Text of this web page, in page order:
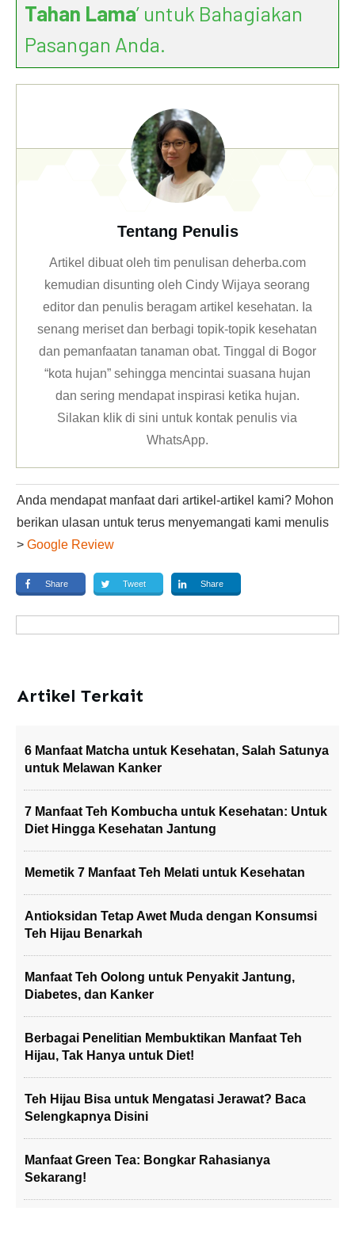
Tahan Lama’ untuk Bahagiakan
Pasangan Anda.
Tentang Penulis
Artikel dibuat oleh tim penulisan deherba.com
kemudian disunting oleh Cindy Wijaya seorang
editor dan penulis beragam artikel kesehatan. Ia
senang meriset dan berbagi topik-topik kesehatan
dan pemanfaatan tanaman obat. Tinggal di Bogor
“kota hujan” sehingga mencintai suasana hujan
dan sering mendapat inspirasi ketika hujan.
Silakan klikdi sini untuk kontak penulis via
WhatsApp.
Anda mendapat manfaat dari artikel-artikel kami? Mohon
berikan ulasan untuk terus menyemangati kami menulis
> Google Review
Share Tweet Share
Artikel Terkait
6 Manfaat Matcha untuk Kesehatan, Salah Satunya
untuk Melawan Kanker
7 Manfaat Teh Kombucha untuk Kesehatan: Untuk
Diet Hingga Kesehatan Jantung
Memetik 7 Manfaat Teh Melati untuk Kesehatan
Antioksidan Tetap Awet Muda dengan Konsumsi
Teh Hijau Benarkah
Manfaat Teh Oolong untuk Penyakit Jantung,
Diabetes, dan Kanker
Berbagai Penelitian Membuktikan Manfaat Teh
Hijau, Tak Hanya untuk Diet!
Teh Hijau Bisa untuk Mengatasi Jerawat? Baca
Selengkapnya Disini
Manfaat Green Tea: Bongkar Rahasianya
Sekarang!